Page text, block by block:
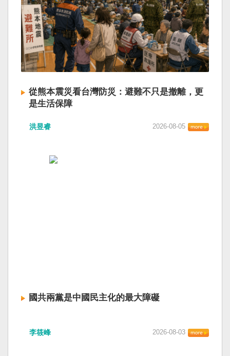
從熊本震災看台灣防災：避難不只是撤離，更
是生活保障
洪昱睿 2026-08-05
國共兩黨是中國民主化的最大障礙
李筱峰 2026-08-03